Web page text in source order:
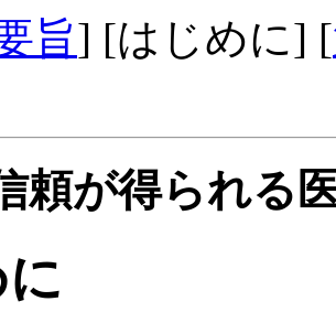
旨] [はじめに] [
頼が得られる